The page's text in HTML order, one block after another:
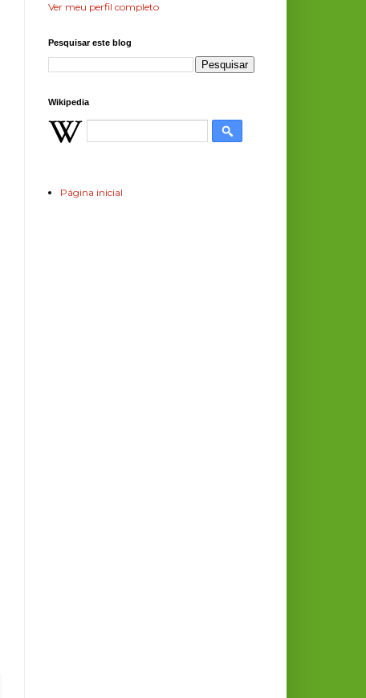
Ver meu perfil completo
Pesquisar este blog
Wikipedia
Página inicial